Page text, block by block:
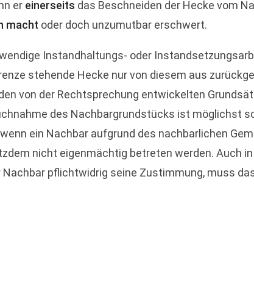
er einerseits das Beschneiden der Hecke vom
macht oder doch unzumutbar erschwert.
Instandhaltungs- oder
stehende Hecke nur von diesem aus
von der Rechtsprechung entwickelten
des Nachbargrundstücks ist möglichst
ein Nachbar aufgrund des nachbarlichen
nicht eigenmächtig betreten werden. Auch in
Nachbar pflichtwidrig seine Zustimmung, muss